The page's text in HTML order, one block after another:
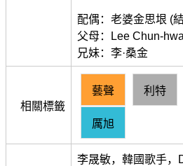
配偶：老婆金思垠 (
父母：Lee Chun-hwa
兄妹：李·桑金
相關標籤
藝聲 利特
厲旭
李晟敏，韓國歌手，